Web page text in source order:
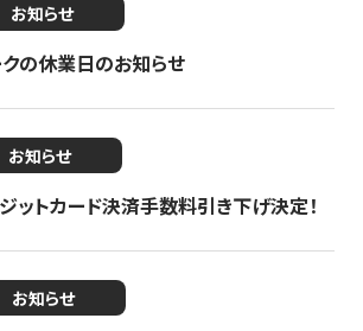
お知らせ
の休業日のお知らせ
お知らせ
ットカード決済手数料引き下げ決定！
お知らせ